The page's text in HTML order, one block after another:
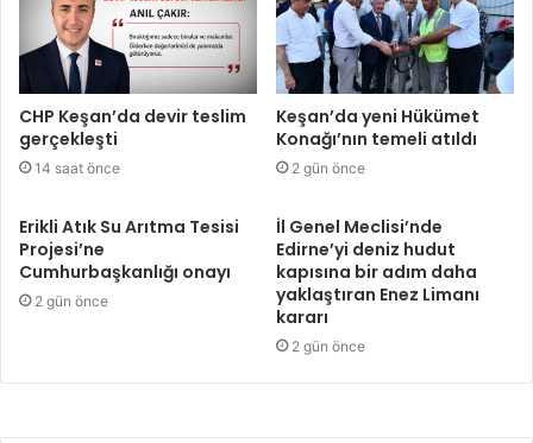
CHP Keşan’da devir teslim
gerçekleşti
14 saat önce
Keşan’da yeni Hükümet
Konağı’nın temeli atıldı
2 gün önce
Erikli Atık Su Arıtma Tesisi
Projesi’ne
Cumhurbaşkanlığı onayı
2 gün önce
İl Genel Meclisi’nde
Edirne’yi deniz hudut
kapısına bir adım daha
yaklaştıran Enez Limanı
kararı
2 gün önce